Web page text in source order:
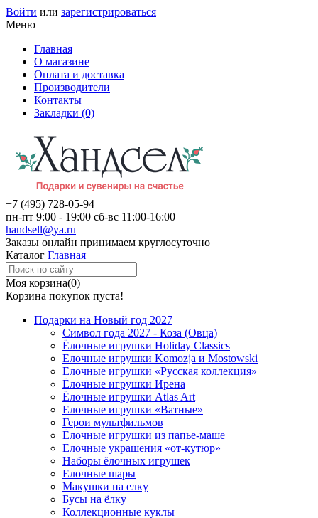
Войти или зарегистрироваться
Меню
Главная
О магазине
Оплата и доставка
Производители
Контакты
Закладки (0)
+7 (495) 728-05-94
пн-пт 9:00 - 19:00 сб-вс 11:00-16:00
handsell@ya.ru
Заказы онлайн принимаем круглосуточно
Каталог Главная
Моя корзина(0)
Корзина покупок пуста!
Подарки на Новый год 2027
Символ года 2027 - Коза (Овца)
Ёлочные игрушки Holiday Classics
Елочные игрушки Komozja и Mostowski
Елочные игрушки «Русская коллекция»
Ёлочные игрушки Ирена
Ёлочные игрушки Atlas Art
Елочные игрушки «Ватные»
Герои мультфильмов
Ёлочные игрушки из папье-маше
Елочные украшения «от-кутюр»
Наборы ёлочных игрушек
Елочные шары
Макушки на елку
Бусы на ёлку
Коллекционные куклы